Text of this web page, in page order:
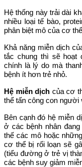
Hệ thống này trải dài
nhiều loại tế bào,
phân biệt mô của cơ
Khả năng miễn dịch
tắc chung thì sẽ hoạt
chính là lý do mà
bệnh ít hơn trẻ nhỏ.
Hệ miễn dịch của cơ
thể tấn công con người
Bên cạnh đó hệ miễn
ở các bệnh nhân
thế các mô hoặc
cơ thể bị rối loạn sẽ
(tiểu đường ở trẻ vị
các bệnh suy giảm